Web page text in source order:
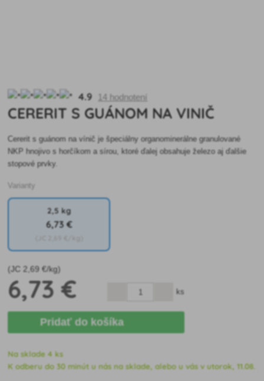
4.9 14 hodnotení
CERERIT S GUÁNOM NA VINIČ
Cererit s guánom na vínič je špeciálny organominerálne granulované
NKP hnojivo s horčíkom a sírou, ktoré ďalej obsahuje železo aj ďalšie
stopové prvky.
Varianty
2,5 kg
6,73 €
,69 €/kg)
(JC2,69 €/kg)
6,73 € ks
Pridať do košíka
Na sklade 4 ks
K odberu do 30 minút u nás na sklade, alebo u vás v utorok, 11.08.